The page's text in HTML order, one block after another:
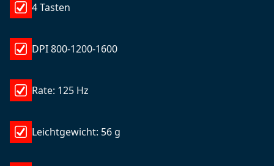
4 Tasten
DPI 800-1200-1600
Rate: 125 Hz
Leichtgewicht: 56 g